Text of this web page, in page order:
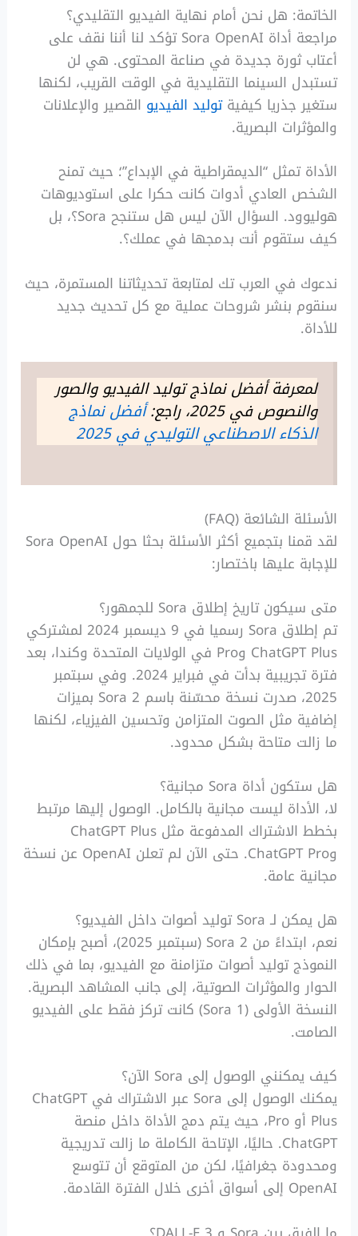
الخاتمة: هل نحن أمام نهاية الفيديو التقليدي؟
مراجعة أداة Sora OpenAI تؤكد لنا أننا نقف على
أعتاب ثورة جديدة في صناعة المحتوى. هي لن
تستبدل السينما التقليدية في الوقت القريب، لكنها
ستغير جذريا كيفيةتوليد الفيديو القصير والإعلانات
والمؤثرات البصرية.
الأداة تمثل “الديمقراطية في الإبداع”؛ حيث تمنح
الشخص العادي أدوات كانت حكرا على استوديوهات
هوليوود. السؤال الآن ليس هل ستنجح Sora؟، بل
كيف ستقوم أنت بدمجها في عملك؟.
ندعوك في العرب تك لمتابعة تحديثاتنا المستمرة، حيث
سنقوم بنشر شروحات عملية مع كل تحديث جديد
للأداة.
لمعرفة أفضل نماذج توليد الفيديو والصور
والنصوص في 2025، راجع: أفضل نماذج
الذكاء الاصطناعي التوليدي في 2025
الأسئلة الشائعة (FAQ)
لقد قمنا بتجميع أكثر الأسئلة بحثا حول Sora OpenAI
للإجابة عليها باختصار:
متى سيكون تاريخ إطلاق Sora للجمهور؟
تم إطلاق Sora رسميا في 9 ديسمبر 2024 لمشتركي
ChatGPT Plus وPro في الولايات المتحدة وكندا، بعد
فترة تجريبية بدأت في فبراير 2024. وفي سبتمبر
2025، صدرت نسخة محسّنة باسم Sora 2 بميزات
إضافية مثل الصوت المتزامن وتحسين الفيزياء، لكنها
ما زالت متاحة بشكل محدود.
هل ستكون أداة Sora مجانية؟
لا، الأداة ليست مجانية بالكامل. الوصول إليها مرتبط
بخطط الاشتراك المدفوعة مثل ChatGPT Plus
وChatGPT Pro. حتى الآن لم تعلن OpenAI عن نسخة
مجانية عامة.
هل يمكن لـ Sora توليد أصوات داخل الفيديو؟
نعم، ابتداءً من Sora 2 (سبتمبر 2025)، أصبح بإمكان
النموذج توليد أصوات متزامنة مع الفيديو، بما في ذلك
الحوار والمؤثرات الصوتية، إلى جانب المشاهد البصرية.
النسخة الأولى (Sora 1) كانت تركز فقط على الفيديو
الصامت.
كيف يمكنني الوصول إلى Sora الآن؟
يمكنك الوصول إلى Sora عبر الاشتراك في ChatGPT
Plus أو Pro، حيث يتم دمج الأداة داخل منصة
ChatGPT. حاليًا، الإتاحة الكاملة ما زالت تدريجية
ومحدودة جغرافيًا، لكن من المتوقع أن تتوسع
OpenAI إلى أسواق أخرى خلال الفترة القادمة.